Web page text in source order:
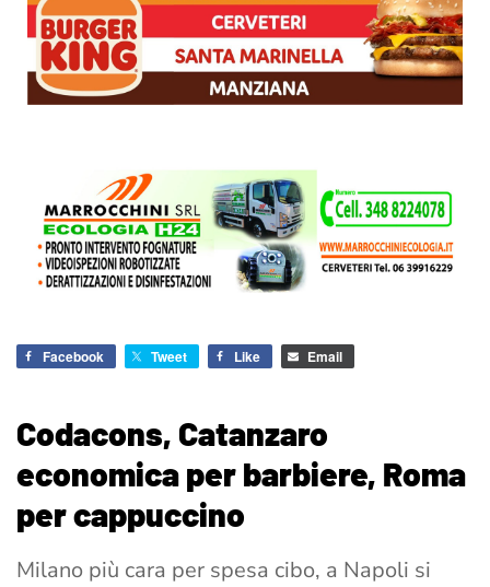
Facebook Tweet Like Email
Codacons, Catanzaro
economica per barbiere, Roma
per cappuccino
Milano più cara per spesa cibo, a Napoli si